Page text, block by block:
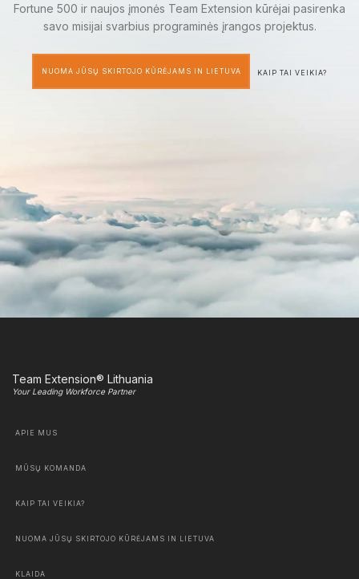
Fortune 500 ir naujos įmonės Team Extension kūrėjai pasirenka
savo misijai svarbius programinės įrangos projektus.
NUOMA JŪSŲ SKIRTOJO KŪRĖJAMS IN LIETUVA KAIP TAI VEIKIA?
Team Extension® Lithuania
Your Leading Workforce Partner
APIE MUS
MŪSŲ KOMANDA
KAIP TAI VEIKIA?
NUOMA JŪSŲ SKIRTOJO KŪRĖJAMS IN LIETUVA
KLAIDA